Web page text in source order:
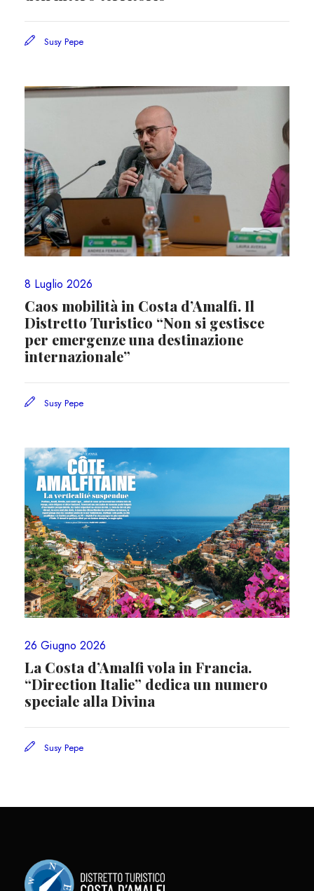
Susy Pepe
8 Luglio 2026
Caos mobilità in Costa d’Amalfi. Il
Distretto Turistico “Non si gestisce
per emergenze una destinazione
internazionale”
Susy Pepe
26 Giugno 2026
La Costa d’Amalfi vola in Francia.
“Direction Italie” dedica un numero
speciale alla Divina
Susy Pepe